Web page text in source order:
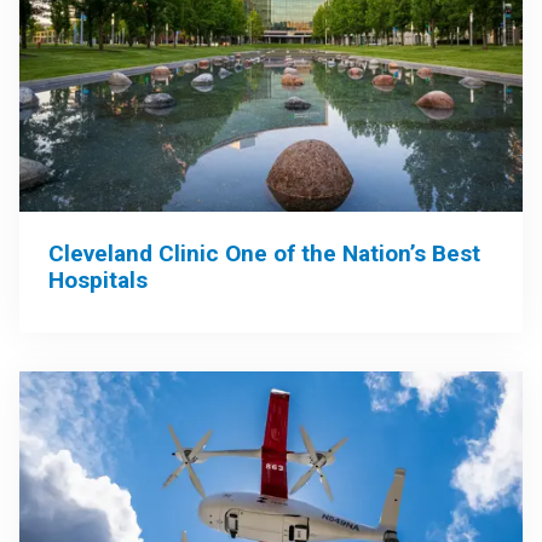
Cleveland Clinic One of the Nation’s Best
Hospitals